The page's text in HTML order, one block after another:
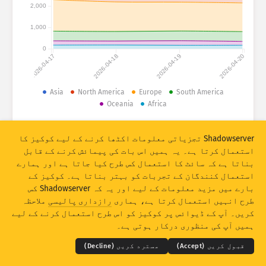
حملہ کے اعداد و شمار: ڈیوائسز
ممالک
خود کار طور پر اپڈیٹ کے نتائج
اپڈیٹ کریں ری سیٹ
PNG کے بطور ڈاؤن لوڈ کریں
2026-04-17 2026-04-18 2026-04-19 2026-04-20
0
1,000
2,000
Asia North America Europe
South America
Oceania
Africa
© 2026
THE SHADOWSERVER FOUNDATION
رازداری اور شرائط
ہم سے رابطہ کریں کریڈٹس
زبان
Shadowserver تجزیاتی معلومات اکٹھا کرنے کے لیے کوکیز کا
استعمال کرتا ہے۔ یہ ہمیں اس بات کی پیمائش کرنے کے قابل
بناتا ہے کہ سائٹ کا استعمال کس طرح کیا جاتا ہے اور ہمارے
استعمال کنندگان کے تجربات کو بہتر بناتا ہے۔ کوکیز کے
بارے میں مزید معلومات کے لیے اور یہ کہ Shadowserver کس
طرح انہیں استعمال کرتا ہے، ہماری رازداری پالیسی ملاحظہ
کریں۔ آپ کے ڈیوائس پر کوکیز کو اس طرح استعمال کرنے کے لیے
ہمیں آپ کی منظوری درکار ہوتی ہے۔
قبول کریں (Accept) مسترد کریں (Decline)